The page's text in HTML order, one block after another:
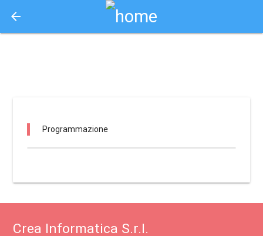
arrow_back
Programmazione
Crea Informatica S.r.l.